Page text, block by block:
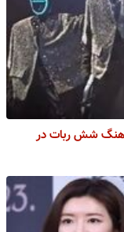
شش ربات در